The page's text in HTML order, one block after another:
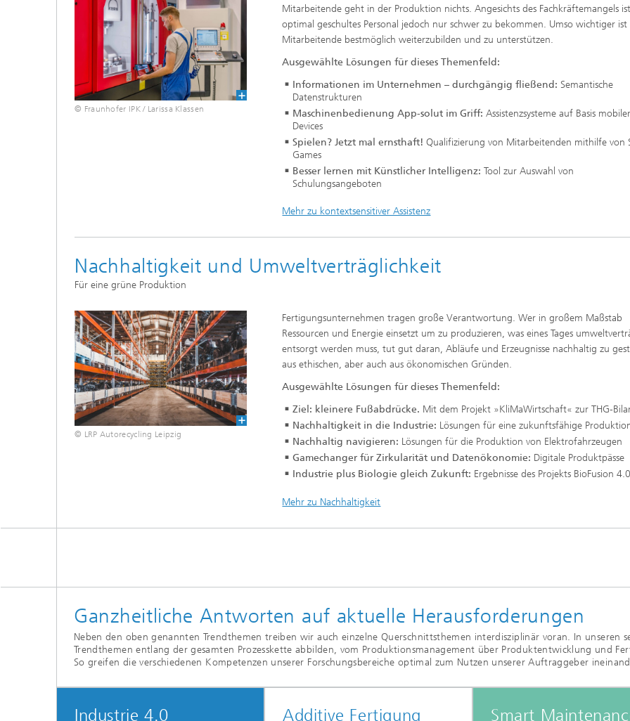
© Fraunhofer IPK / Larissa Klassen
Mitarbeitende geht in der Produktion nichts. Angesichts des Fachkräftemangels ist
optimal geschultes Personal jedoch nur schwer zu bekommen. Umso wichtiger ist
Mitarbeitende bestmöglich weiterzubilden und zu unterstützen.
Ausgewählte Lösungen für dieses Themenfeld:
Informationen im Unternehmen – durchgängig fließend: Semantische
Datenstrukturen
Maschinenbedienung App-solut im Griff:Assistenzsysteme auf Basis mobiler
Devices
Spielen? Jetzt mal ernsthaft!Qualifizierung von Mitarbeitenden mithilfe von
Games
Besser lernen mit Künstlicher Intelligenz:Tool zur Auswahl von
Schulungsangeboten
Mehr zu kontextsensitiver Assistenz
Nachhaltigkeit und Umweltverträglichkeit
Für eine grüne Produktion
© LRP Autorecycling Leipzig
Fertigungsunternehmen tragen große Verantwortung. Wer in großem Maßstab
Ressourcen und Energie einsetzt um zu produzieren, was eines Tages
entsorgt werden muss, tut gut daran, Abläufe und Erzeugnisse nachhaltig zu
aus ethischen, aber auch aus ökonomischen Gründen.
Ausgewählte Lösungen für dieses Themenfeld:
Ziel: kleinere Fußabdrücke. Mit dem Projekt »KliMaWirtschaft« zur THG-
Nachhaltigkeit in die ­Industrie: Lösungen für eine zukunftsfähige
Nachhaltig navigieren: Lösungen für die Produktion von Elektrofahrzeugen
Gamechanger für Zirkularität und Datenökonomie: Digitale Produktpässe
Industrie plus Biologie gleich Zukunft: Ergebnisse des Projekts BioFusion 4.0
Mehr zu Nachhaltigkeit
Ganzheitliche Antworten auf aktuelle Herausforderungen
Neben den oben genannten Trendthemen treiben wir auch einzelne Querschnittsthemen interdisziplinär voran. In unseren
Trendthemen entlang der gesamten Prozesskette abbilden, vom Produktionsmanagement über Produktentwicklung und
So greifen die verschiedenen Kompetenzen unserer Forschungsbereiche optimal zum Nutzen unserer Auftraggeber
Industrie 4.0 Additive Fertigung Smart